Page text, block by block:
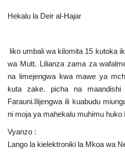
Hekalu la Deir al-Hajar
liko umbali wa kilomita 15 kutoka
wa Mutt. Lilianza zama za
na limejengwa kwa mawe ya
kuta zake. picha na maandishi
Farauni.Ilijengwa ili kuabudu
ni moja ya mahekalu muhimu huko
Vyanzo :
Lango la kielektroniki la Mkoa wa